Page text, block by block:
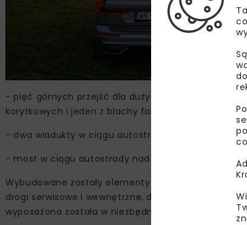
- pięć górnych przejść dla dużych zwierząt - cztery
korytkowych i jeden z blachy falistej. Ten ostatni, z
- dwa wiadukty w ciągu autostrady i jeden nad
- most w ciągu autostrady nad rzeką Kwisa.
Wybudowane zostały elementy nowej oraz
drogi serwisowe i wewnętrzne, dojazdy do
wyposażona została w niezbędne elementy